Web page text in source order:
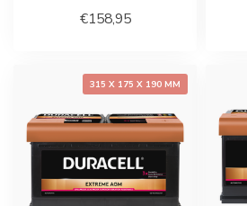
€158,95
315 X 175 X 190 MM